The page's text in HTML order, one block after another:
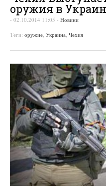
оружия в
- 02.10.2014 11:05 - Новини
Теги: оружие Украина Чехия